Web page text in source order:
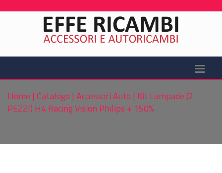
Home | Catalogo | Accessori Auto | Kit Lampade (2
PEZZI) H4 Racing Vision Philips + 150%